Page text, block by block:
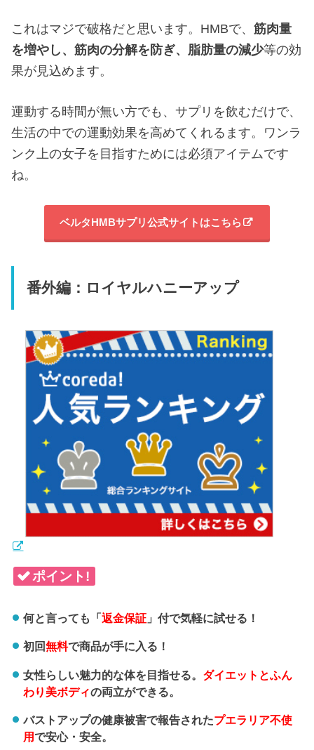
これはマジで破格だと思います。HMBで、筋肉量
を増やし、筋肉の分解を防ぎ、 脂肪量の減少等の効
果が見込めます。
運動する時間が無い方でも、サプリを飲むだけで、
生活の中での運動効果を高めてくれるます。ワンラ
ンク上の女子を目指すためには必須アイテムです
ね。
ベルタHMBサプリ公式サイトはこちら
番外編：ロイヤルハニーアップ
ポイント!
何と言っても「返金保証」付で気軽に試せる！
初回無料で商品が手に入る！
女性らしい魅力的な体を目指せる。 ダイエットとふん
わり美ボディの両立ができる。
バストアップの健康被害で報告されたプエラリア不使
用で安心・安全。